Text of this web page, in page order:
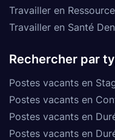
Travailler en
Travailler en Santé
Rechercher par
Postes vacants en
Postes vacants en
Postes vacants en
Postes vacants en